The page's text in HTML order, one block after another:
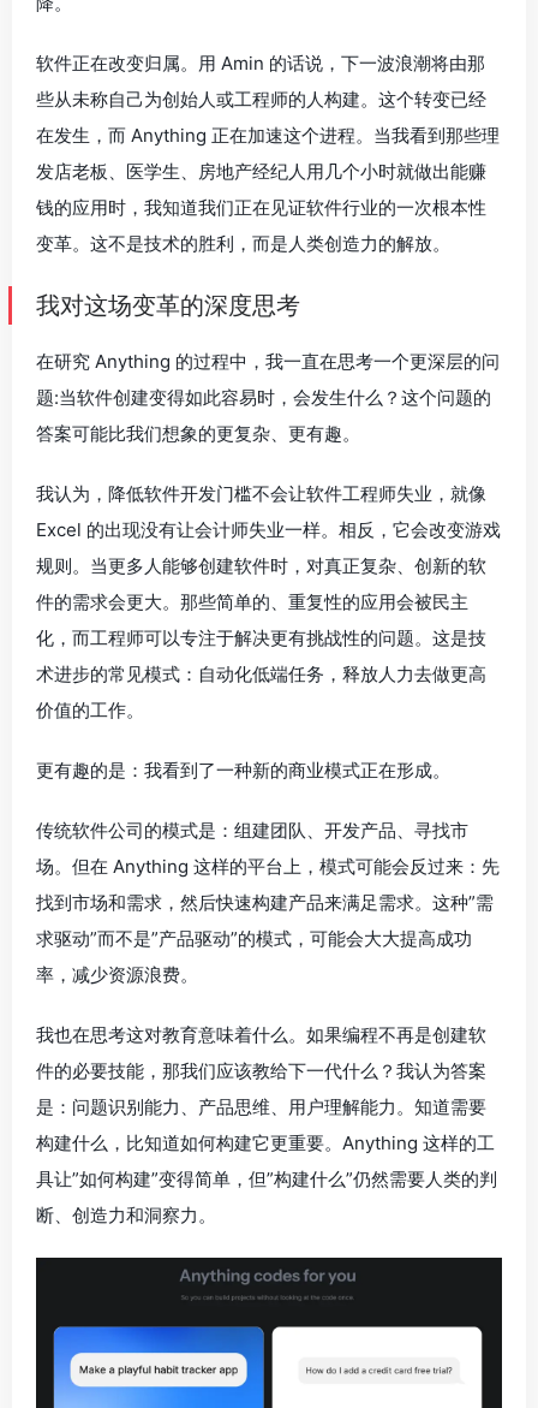
软件正在改变归属。用 Amin 的话说，下一波浪潮将由那
些从未称自己为创始人或工程师的人构建。这个转变已经
在发生，而 Anything 正在加速这个进程。当我看到那些理
发店老板、医学生、房地产经纪人用几个小时就做出能赚
钱的应用时，我知道我们正在见证软件行业的一次根本性
变革。这不是技术的胜利，而是人类创造力的解放。
我对这场变革的深度思考
在研究 Anything 的过程中，我一直在思考一个更深层的问
题:当软件创建变得如此容易时，会发生什么？这个问题的
答案可能比我们想象的更复杂、更有趣。
我认为，降低软件开发门槛不会让软件工程师失业，就像
Excel 的出现没有让会计师失业一样。相反，它会改变游戏
规则。当更多人能够创建软件时，对真正复杂、创新的软
件的需求会更大。那些简单的、重复性的应用会被民主
化，而工程师可以专注于解决更有挑战性的问题。这是技
术进步的常见模式：自动化低端任务，释放人力去做更高
价值的工作。
更有趣的是：我看到了一种新的商业模式正在形成。
传统软件公司的模式是：组建团队、开发产品、寻找市
场。但在 Anything 这样的平台上，模式可能会反过来：先
找到市场和需求，然后快速构建产品来满足需求。这种”需
求驱动”而不是”产品驱动”的模式，可能会大大提高成功
率，减少资源浪费。
我也在思考这对教育意味着什么。如果编程不再是创建软
件的必要技能，那我们应该教给下一代什么？我认为答案
是：问题识别能力、产品思维、用户理解能力。知道需要
构建什么，比知道如何构建它更重要。Anything 这样的工
具让”如何构建”变得简单，但”构建什么”仍然需要人类的判
断、创造力和洞察力。